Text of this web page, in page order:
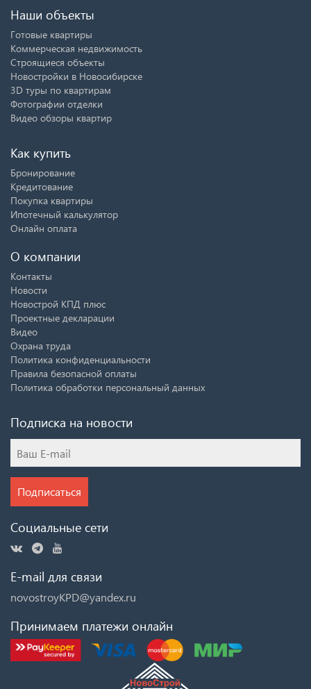
Наши объекты
Готовые квартиры
Коммерческая недвижимость
Строящиеся объекты
Новостройки в Новосибирске
3D туры по квартирам
Фотографии отделки
Видео обзоры квартир
Как купить
Бронирование
Кредитование
Покупка квартиры
Ипотечный калькулятор
Онлайн оплата
О компании
Контакты
Новости
Новострой КПД плюс
Проектные декларации
Видео
Охрана труда
Политика конфиденциальности
Правила безопасной оплаты
Политика обработки персональный данных
Подписка на новости
Подписаться
Социальные сети
E-mail для связи
novostroyKPD@yandex.ru
Принимаем платежи онлайн